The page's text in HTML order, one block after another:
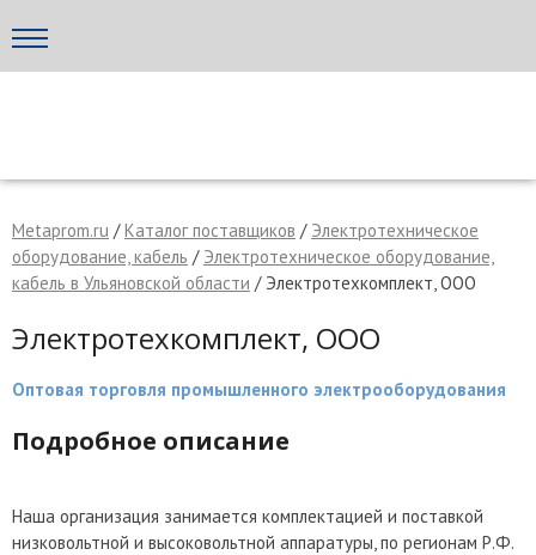
МЕТАПРОМ - российский торгово-промышленный портал
Написать поставщику
Metaprom.ru /Каталог поставщиков / Электротехническое
оборудование, кабель / Электротехническое оборудование,
кабель в Ульяновской области / Электротехкомплект, ООО
Электротехкомплект, ООО
Оптовая торговля промышленного электрооборудования
Подробное описание
Наша организация занимается комплектацией и поставкой
низковольтной и высоковольтной аппаратуры, по регионам Р.Ф.